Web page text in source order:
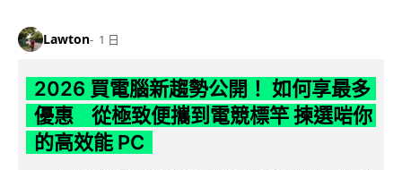
Lawton 1 日
2026 買電腦新趨勢公開！ 如何享最多
優惠 從極致便攜到電競標竿 揀選啱你
的高效能 PC